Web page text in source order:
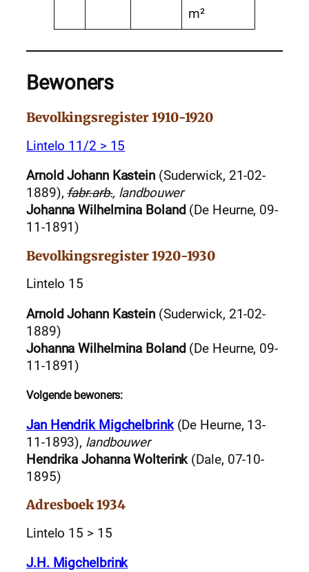
m²
Bewoners
Bevolkingsregister 1910-1920
Lintelo 11/2 > 15
Arnold Johann Kastein(Suderwick, 21-02-
1889),fabr.arb., landbouwer
Johanna Wilhelmina Boland (De Heurne, 09-
11-1891)
Bevolkingsregister 1920-1930
Lintelo 15
Arnold Johann Kastein(Suderwick, 21-02-
1889)
Johanna Wilhelmina Boland (De Heurne, 09-
11-1891)
Volgende bewoners:
Jan Hendrik Migchelbrink(De Heurne, 13-
11-1893), landbouwer
Hendrika Johanna Wolterink(Dale, 07-10-
1895)
Adresboek 1934
Lintelo 15 > 15
J.H. Migchelbrink